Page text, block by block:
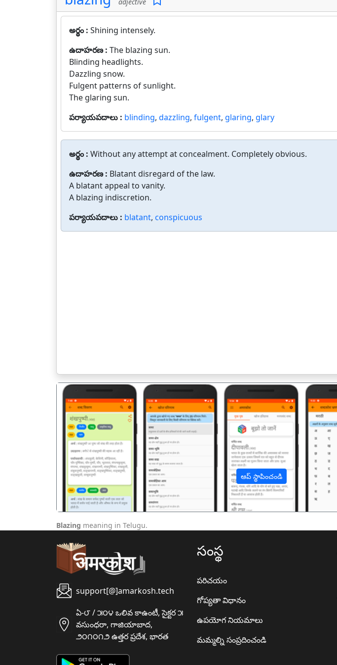
అర్థం : Shining intensely.
ఉదాహరణ : The blazing sun.
Blinding headlights.
Dazzling snow.
Fulgent patterns of sunlight.
The glaring sun.
పర్యాయపదాలు : blinding, dazzling, fulgent, glaring, glary
అర్థం : Without any attempt at concealment. Completely obvious.
ఉదాహరణ : Blatant disregard of the law.
A blatant appeal to vanity.
A blazing indiscretion.
పర్యాయపదాలు : blatant, conspicuous
ఆప్ స్థాపించండి
पिछला
Blazing meaning in Telugu.
support[@]amarkosh.tech
ఏ-౮ / ౫౦౪ ఒలివ కాఉంటీ, సైక్టర ౫
వసుంధరా, గాజియాబాద,
౨౦౧౦౧౨ ఉత్తర ప్రదేశ, భారత
సంస్థ
పరిచయం
గోప్యతా విధానం
ఉపయోగ నియమాలు
మమ్మల్ని సంప్రదించండి